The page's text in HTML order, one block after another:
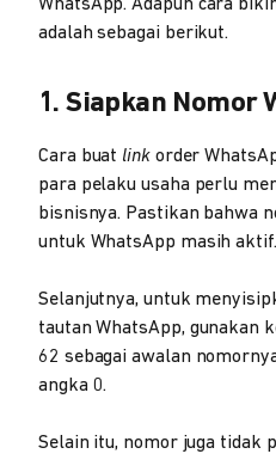
WhatsApp. Adapun cara
adalah sebagai berikut.
1. Siapkan Nomor
Cara buat link order
para pelaku usaha perlu
bisnisnya. Pastikan bahwa
untuk WhatsApp masih aktif.
Selanjutnya, untuk
tautan WhatsApp, gunakan
62 sebagai awalan
angka 0.
Selain itu, nomor juga tidak